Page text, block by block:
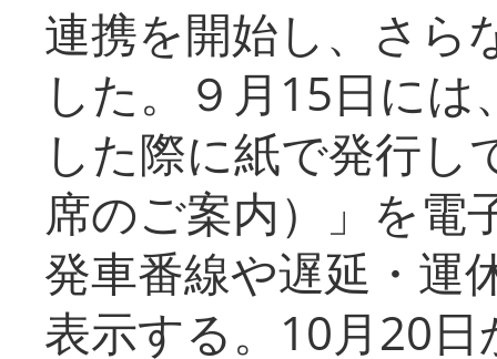
連携を開始し、さら
した。９月15日に
した際に紙で発行し
席のご案内）」を電
発車番線や遅延・運
表示する。10月20